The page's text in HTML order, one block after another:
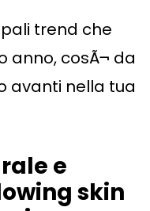
trend che
anno, cosÃ¬ da
avanti nella tua
e
skin